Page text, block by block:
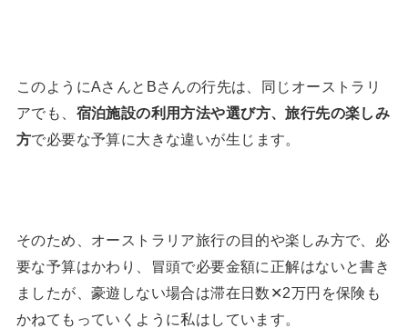
このようにAさんとBさんの行先は、同じオーストラリ
アでも、 宿泊施設の利用方法や選び方、旅行先の楽しみ
方で必要な予算に大きな違いが生じます。
そのため、オーストラリア旅行の目的や楽しみ方で、必
要な予算はかわり、冒頭で必要金額に正解はないと書き
ましたが、豪遊しない場合は滞在日数✕2万円を保険も
かねてもっていくように私はしています。